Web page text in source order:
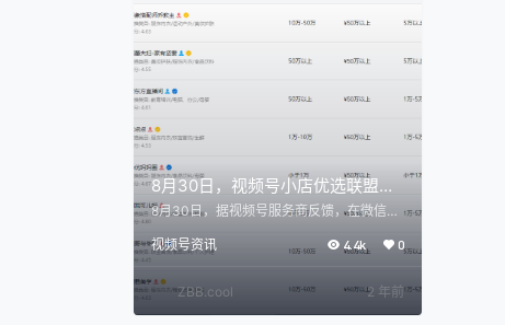
8月30日，视频号小店优选联盟商
家端达人广场已全量上线。
8月30日，据视频号服务商反馈，在微信视
能上线同步 商家端达人广场已全量上线。
申请：点击【视频号】-【创作者中心】-
【带货中心】-【带货邀约】 按照服务商的
反馈，近期视频号商家后台应该会发布通告
视频号资讯 4.4k 0
ZBB.cool 2 年前